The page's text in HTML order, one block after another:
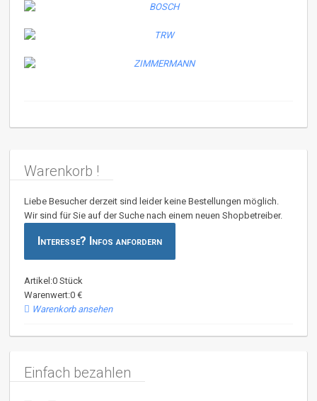
Warenkorb !
Liebe Besucher derzeit sind leider keine Bestellungen möglich.
Wir sind für Sie auf der Suche nach einem neuen Shopbetreiber.
Interesse? Infos anfordern
Artikel:0 Stück
Warenwert:0 €
Warenkorb ansehen
Einfach bezahlen